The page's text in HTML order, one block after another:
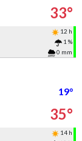
33°
12 h
1 %
0 mm
19°
35°
14 h